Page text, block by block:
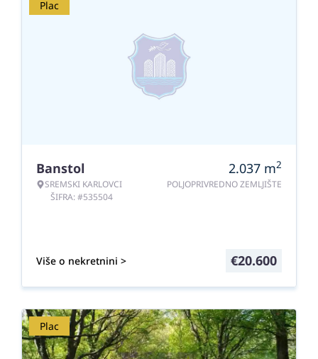
Plac
Banstol
SREMSKI KARLOVCI
ŠIFRA: #535504
2.037 m2
POLJOPRIVREDNO ZEMLJIŠTE
Više o nekretnini > €20.600
Plac